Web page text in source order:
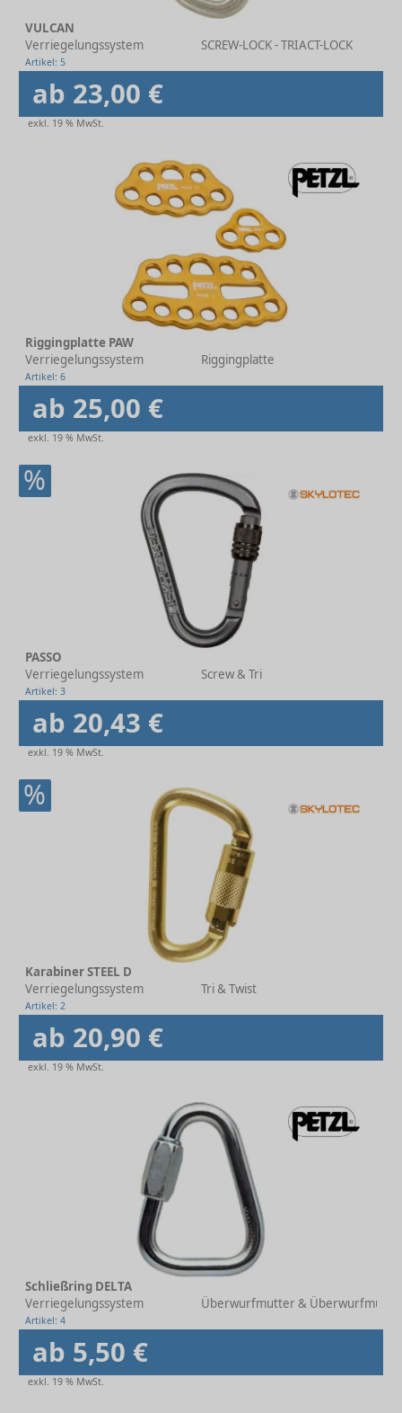
VULCAN
Verriegelungssystem
SCREW-LOCK - TRIACT-LOCK
Artikel: 5
ab 23,00 €
exkl. 19 % MwSt.
Riggingplatte PAW
Verriegelungssystem
Riggingplatte
Artikel: 6
ab 25,00 €
exkl. 19 % MwSt.
%
PASSO
Verriegelungssystem
Screw & Tri
Artikel: 3
ab 20,43 €
exkl. 19 % MwSt.
%
Karabiner STEEL D
Verriegelungssystem
Tri & Twist
Artikel: 2
ab 20,90 €
exkl. 19 % MwSt.
Schließring DELTA
Verriegelungssystem
Überwurfmutter &
Artikel: 4
ab 5,50 €
exkl. 19 % MwSt.